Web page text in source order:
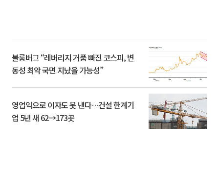
블룸버그 “레버리지 거품 빠진 코스피, 변
동성 최악 국면 지났을 가능성”
영업익으로 이자도 못 낸다…건설 한계기
업 5년 새 62→173곳